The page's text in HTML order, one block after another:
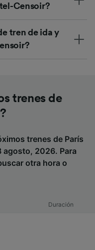
Censoir?
tren de ida y
trenes de
trenes de París
agosto, 2026. Para
otra hora o
Duración